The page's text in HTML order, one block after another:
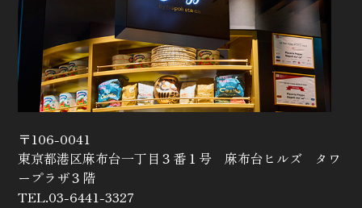
〒106-0041
東京都港区麻布台一丁目３番１号 麻布台ヒルズ タワ
ープラザ３階
TEL.03-6441-3327